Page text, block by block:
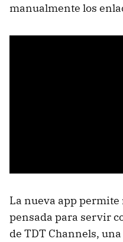
manualmente los
La nueva app
pensada para servir
de TDT Channels,